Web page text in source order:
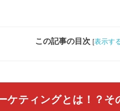
この記事の目次 [表示す
ケティングとは！？そ